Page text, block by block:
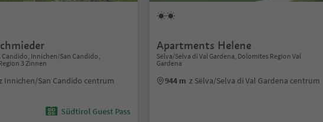
Candido, Innichen/San Candido,
3 Zinnen
Innichen/San Candido centrum
Südtirol Guest Pass
Apartments Helene
Sëlva/Selva di Val Gardena, Dolomites Region Val
Gardena
944 m z Sëlva/Selva di Val Gardena centrum